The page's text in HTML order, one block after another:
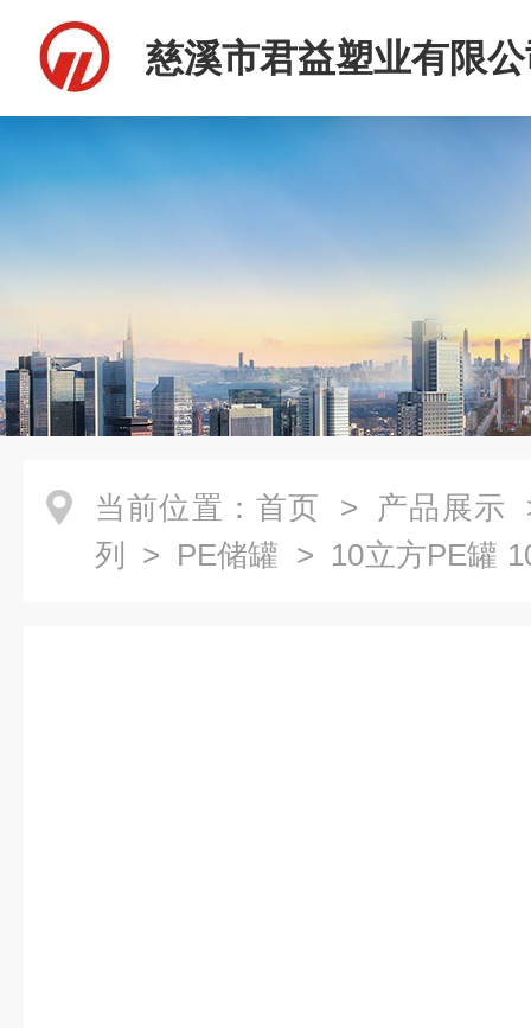
慈溪市君益塑业有限
当前位置： 首页 > 产品展示
列
> PE储罐 > 10立方PE罐